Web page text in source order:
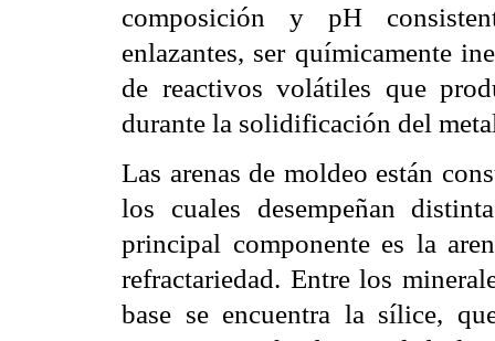
composición y pH
enlazantes, ser químicamente
de reactivos volátiles que
durante la solidificación del
Las arenas de moldeo están
los cuales desempeñan
principal componente es la
refractariedad. Entre los
base se encuentra la sílice,